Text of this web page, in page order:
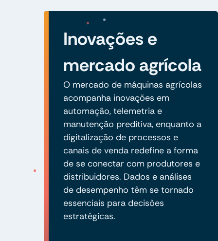
Inovações e
mercado agrícola
O mercado de máquinas agrícolas
acompanha inovações em
automação, telemetria e
manutenção preditiva, enquanto a
digitalização de processos e
canais de venda redefine a forma
de se conectar com produtores e
distribuidores. Dados e análises
de desempenho têm se tornado
essenciais para decisões
estratégicas.